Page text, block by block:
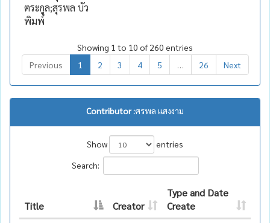
ตระกูล;สุรพล บัว
พิมพ์
Showing 1 to 10 of 260 entries
Previous
1 2 3 4 5 26 Next
Contributor :ศรพล แสงงาม
Show
entries
Search:
Title Creator
Type and Date
Create